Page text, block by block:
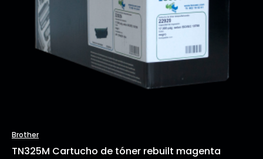
Brother
TN325M Cartucho de tóner rebuilt magenta